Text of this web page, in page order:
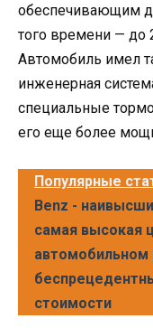
обеспечивающим
того времени — до
Автомобиль имел
инженерная
специальные
его еще более
Популярные
Benz -
самая высокая
автомобильном
стоимости